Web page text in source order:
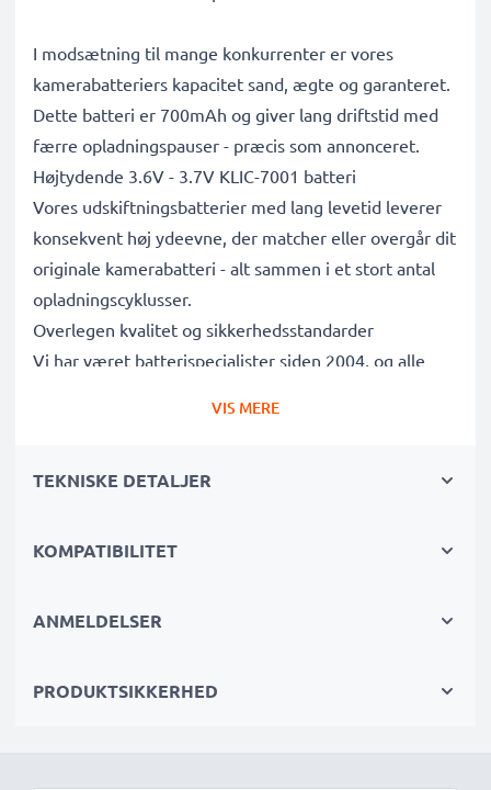
I modsætning til mange konkurrenter er vores
kamerabatteriers kapacitet sand, ægte og garanteret.
Dette batteri er 700mAh og giver lang driftstid med
færre opladningspauser - præcis som annonceret.
Højtydende 3.6V - 3.7V KLIC-7001 batteri
Vores udskiftningsbatterier med lang levetid leverer
konsekvent høj ydeevne, der matcher eller overgår dit
originale kamerabatteri - alt sammen i et stort antal
opladningscyklusser.
Overlegen kvalitet og sikkerhedsstandarder
Vi har været batterispecialister siden 2004, og alle
Uundværlig i enhver fotografs kamerataske
strøm til intensive, langvarige foto- eller
Vælg CELLONIC og gå aldrig på kompromis med
VIS MERE
TEKNISKE DETALJER
KOMPATIBILITET
ANMELDELSER
PRODUKTSIKKERHED